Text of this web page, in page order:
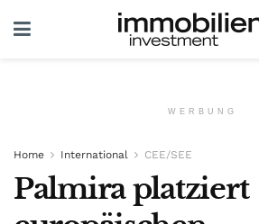
WERBUNG
Home International CEE/SEE
Palmira platziert